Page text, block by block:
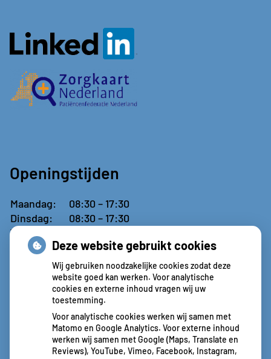
Openingstijden
Maandag:
08:30 – 17:30
Dinsdag:
08:30 – 17:30
Woensdag:
Donderdag:09:00 – 13:00
Gesloten
Aangesloten bij:
Deze website gebruikt cookies
Wij gebruiken noodzakelijke cookies zodat deze
website goed kan werken. Voor analytische
cookies en externe inhoud vragen wij uw
toestemming.
Voor analytische cookies werken wij samen met
Matomo en Google Analytics. Voor externe inhoud
werken wij samen met Google (Maps, Translate en
Reviews), YouTube, Vimeo, Facebook, Instagram,